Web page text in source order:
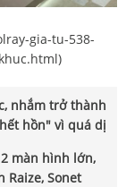
gia-tu-538-
)
nhắm trở thành
hồn" vì quá dị
màn hình lớn,
Raize, Sonet